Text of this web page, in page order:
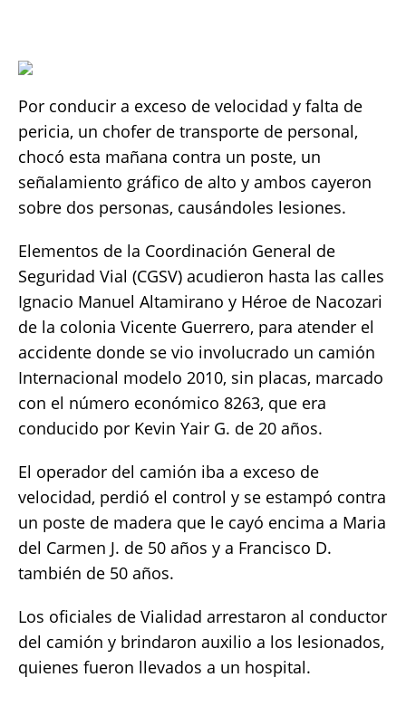
o
o
k
p
p
n
k
Por conducir a exceso de velocidad y falta de
pericia, un chofer de transporte de personal,
chocó esta mañana contra un poste, un
señalamiento gráfico de alto y ambos cayeron
sobre dos personas, causándoles lesiones.
Elementos de la Coordinación General de
Seguridad Vial (CGSV) acudieron hasta las calles
Ignacio Manuel Altamirano y Héroe de Nacozari
de la colonia Vicente Guerrero, para atender el
accidente donde se vio involucrado un camión
Internacional modelo 2010, sin placas, marcado
con el número económico 8263, que era
conducido por Kevin Yair G. de 20 años.
El operador del camión iba a exceso de
velocidad, perdió el control y se estampó contra
un poste de madera que le cayó encima a Maria
del Carmen J. de 50 años y a Francisco D.
también de 50 años.
Los oficiales de Vialidad arrestaron al conductor
del camión y brindaron auxilio a los lesionados,
quienes fueron llevados a un hospital.